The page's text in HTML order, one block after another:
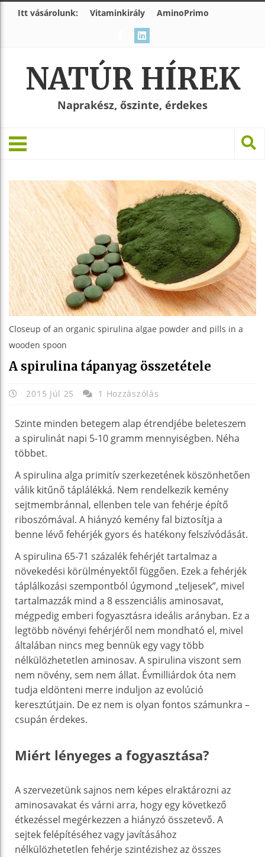
Itt vásárolunk: Vitaminkirály AminoPrimo
NATÚR HÍREK
Naprakész, őszinte, érdekes
Closeup of an organic spirulina algae powder and pills in a
wooden spoon
A spirulina tápanyag összetétele
2015 Júl 25 1 Hozzászólás
Szinte minden betegem alap étrendjébe beleteszem
a spirulinát napi 5-10 gramm mennyiségben. Néha
többet.
A spirulina alga primitív szerkezetének köszönhetően
válik kitűnő táplálékká. Nem rendelkezik kemény
sejtmembránnal, ellenben tele van fehérje építő
riboszómával. A hiányzó kemény fal biztosítja a
benne lévő fehérjék gyors és hatékony felszívódását.
A spirulina 65-71 százalék fehérjét tartalmaz a
növekedési körülményektől függően. Ezek a fehérjék
táplálkozási szempontból úgymond „teljesek”, mivel
tartalmazzák mind a 8 esszenciális aminosavat,
mégpedig emberi fogyasztásra ideális arányban. Ez a
legtöbb növényi fehérjéről nem mondható el, mivel
általában nincs meg bennük egy vagy több
nélkülözhetetlen aminosav. A spirulina viszont sem
nem növény, sem nem állat. Évmilliárdok óta nem
tudja eldönteni merre induljon az evolúció
keresztútjain. De ez nem is olyan fontos számunkra –
csupán érdekes.
Miért lényeges a fogyasztása?
A szervezetünk sajnos nem képes elraktározni az
aminosavakat és várni arra, hogy egy következő
étkezéssel megérkezzen a hiányzó összetevő. A
sejtek felépítéséhez vagy javításához
nélkülözhetetlen fehérje szintézishez az összes